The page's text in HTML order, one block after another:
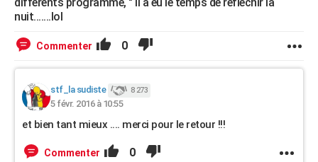
nuit.......lol
Commenter 0
stf_la sudiste 8 273
5 févr. 2016 à 10:55
et bien tant mieux .... merci pour le retour !!!
Commenter 0